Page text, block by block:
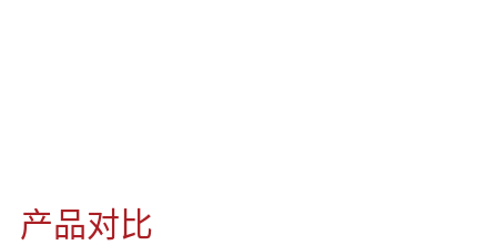
产品对比